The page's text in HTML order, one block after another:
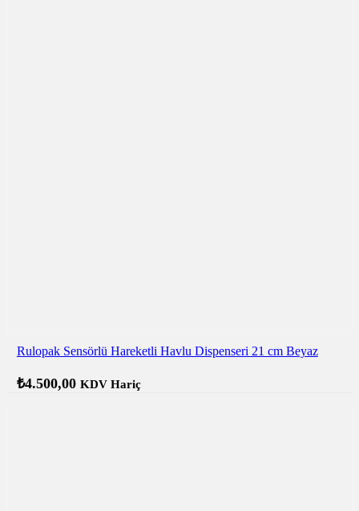
Rulopak Sensörlü Hareketli Havlu Dispenseri 21 cm Beyaz
₺4.500,00 KDV Hariç